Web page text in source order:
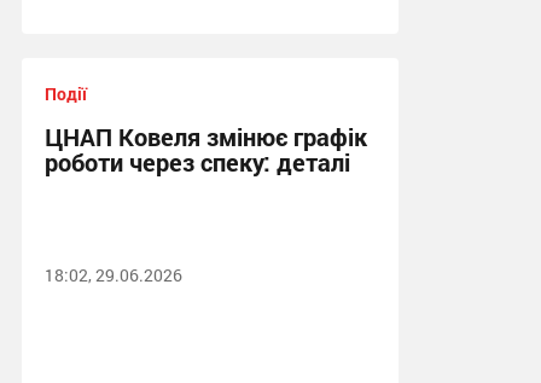
Події
ЦНАП Ковеля змінює графік
роботи через спеку: деталі
18:02, 29.06.2026